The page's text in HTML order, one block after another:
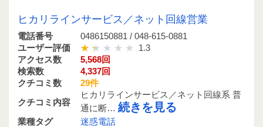
ヒカリラインサービス／ネット回線営業
電話番号
0486150881 / 048-615-0881
ユーザー評価
1.3
アクセス数
5,568回
検索数
4,337回
クチコミ数
29件
クチコミ内容
ヒカリラインサービス／ネット回線系 普
通に断… 続きを見る
業種タグ 迷惑電話